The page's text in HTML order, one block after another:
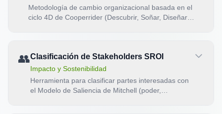
Metodología de cambio organizacional basada en el
ciclo 4D de Cooperrider (Descubrir, Soñar, Diseñar,
👥Clasificación de Stakeholders SROI
Impacto y Sostenibilidad
Herramienta para clasificar partes interesadas con
el Modelo de Saliencia de Mitchell (poder,